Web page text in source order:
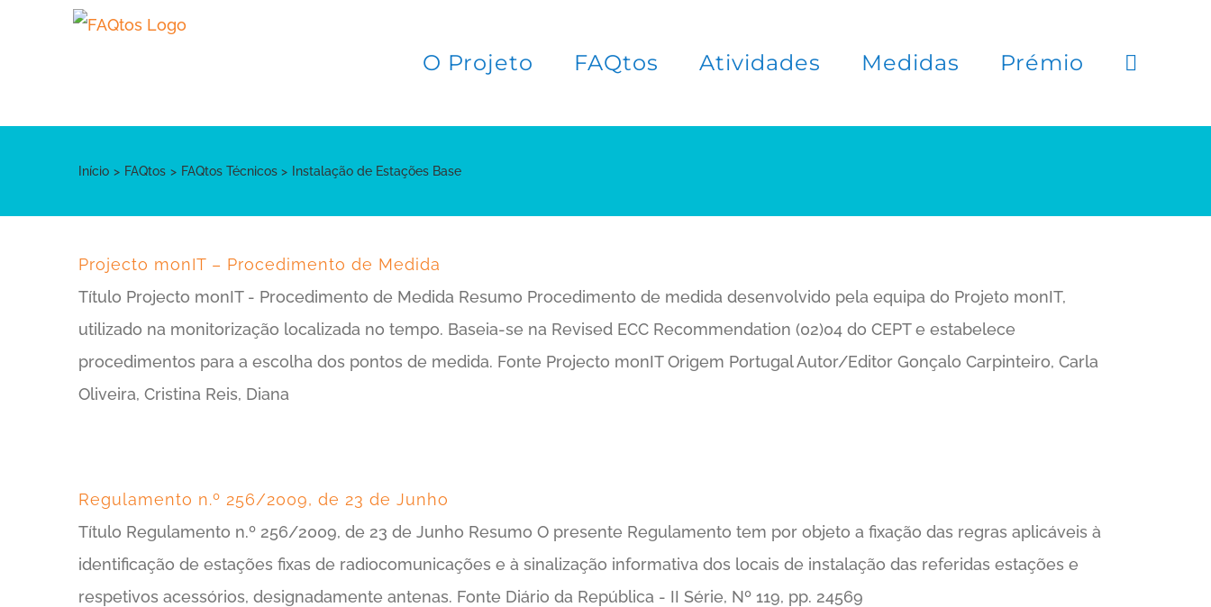
O Projeto FAQtos Atividades Medidas Prémio
Início FAQtos FAQtos Técnicos Instalação de Estações Base
Projecto monIT – Procedimento de Medida
Título Projecto monIT - Procedimento de Medida Resumo Procedimento de medida desenvolvido pela equipa do Projeto monIT,
utilizado na monitorização localizada no tempo. Baseia-se na Revised ECC Recommendation (02)04 do CEPT e estabelece
procedimentos para a escolha dos pontos de medida. Fonte Projecto monIT Origem Portugal Autor/Editor Gonçalo Carpinteiro, Carla
Oliveira, Cristina Reis, Diana
Regulamento n.º 256/2009, de 23 de Junho
Título Regulamento n.º 256/2009, de 23 de Junho Resumo O presente Regulamento tem por objeto a fixação das regras aplicáveis à
identificação de estações fixas de radiocomunicações e à sinalização informativa dos locais de instalação das referidas estações e
respetivos acessórios, designadamente antenas. Fonte Diário da República - II Série, Nº 119, pp. 24569